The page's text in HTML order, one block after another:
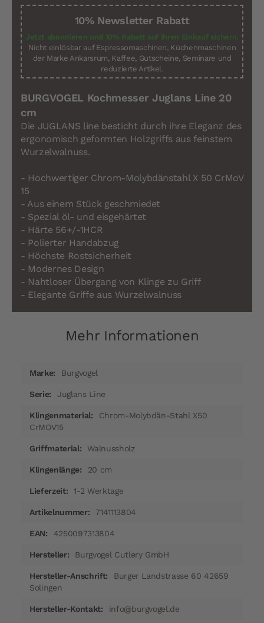
10% Newsletter Rabatt
Jetzt abonnieren und 10% Rabatt auf Ihren Einkauf sichern.
Nicht einlösbar auf Espressomaschinen, Küchenmaschinen
der Marke Ankarsrum, Kaffee, Gutscheine, Seminare und
reduzierte Artikel.
BURGVOGEL Kochmesser Juglans Line 20
cm
Die JUGLANS line besticht durch ihre Eleganz des
ergonomisch geformten Holzgriffs aus feinstem
Wurzelwalnuss.
- Hochwertiger Chrom-Molybdänstahl X 50 CrMoV
15
- Aus einem Stück geschmiedet
- Spezial öl- und eisgehärtet
- Härte 56+/-1HCR
- Polierter Handabzug
- Höchste Rostsicherheit
- Modernes Design
- Nahtloser Übergang von Klinge zu Griff
- Elegante Griffe aus Wurzelwalnuss
Mehr Informationen
InformationenBurgvogel
Juglans Line
Chrom-Molybdän-Stahl X50
CrMOV15
Walnussholz
20 cm
1-2 Werktage
7141113804
4250097313804
Burgvogel Cutlery GmbH
Burger Landstrasse 60 42659
Solingen
info@burgvogel.de